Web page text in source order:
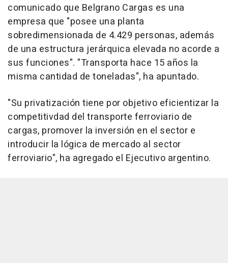
comunicado que Belgrano Cargas es una
empresa que "posee una planta
sobredimensionada de 4.429 personas, además
de una estructura jerárquica elevada no acorde a
sus funciones". "Transporta hace 15 años la
misma cantidad de toneladas", ha apuntado.
"Su privatización tiene por objetivo eficientizar la
competitivdad del transporte ferroviario de
cargas, promover la inversión en el sector e
introducir la lógica de mercado al sector
ferroviario", ha agregado el Ejecutivo argentino.